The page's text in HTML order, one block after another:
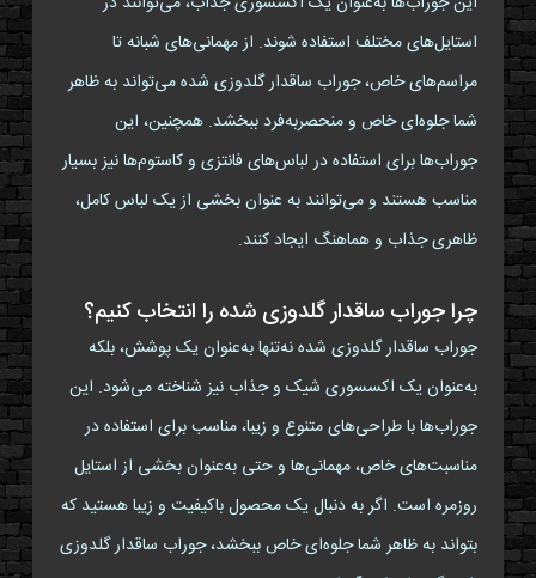
استایل‌های مختلف استفاده شوند. از مهمانی‌های شبانه تا
مراسم‌های خاص، جوراب ساقدار گلدوزی شده می‌تواند به ظاهر
شما جلوه‌ای خاص و منحصربه‌فرد ببخشد. همچنین، این
جوراب‌ها برای استفاده در لباس‌های فانتزی و کاستوم‌ها نیز بسیار
مناسب هستند و می‌توانند به عنوان بخشی از یک لباس کامل،
ظاهری جذاب و هماهنگ ایجاد کنند.
چرا جوراب ساقدار گلدوزی شده را انتخاب کنیم؟
جوراب ساقدار گلدوزی شده نه‌تنها به‌عنوان یک پوشش، بلکه
به‌عنوان یک اکسسوری شیک و جذاب نیز شناخته می‌شود. این
جوراب‌ها با طراحی‌های متنوع و زیبا، مناسب برای استفاده در
مناسبت‌های خاص، مهمانی‌ها و حتی به‌عنوان بخشی از استایل
روزمره است. اگر به دنبال یک محصول باکیفیت و زیبا هستید که
بتواند به ظاهر شما جلوه‌ای خاص ببخشد، جوراب ساقدار گلدوزی